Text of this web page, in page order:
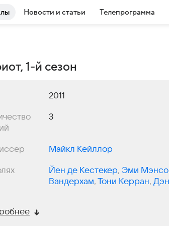
Новости и статьи Телепрограмма
1-й сезон
2011
3
Майкл Кейллор
Йен де Кестекер, Эми
Вандерхам, Тони Керран,